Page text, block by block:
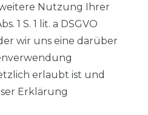
Nutzung Ihrer
1 S. 1 lit. a DSGVO
wir uns eine darüber
erlaubt ist und
Erklärung